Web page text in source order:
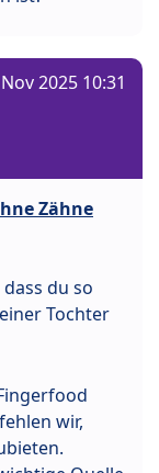
2025 10:31
Zähne
du so
Tochter
wir,